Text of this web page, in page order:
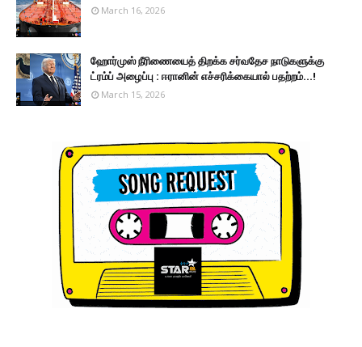
March 16, 2026
ஹோர்முஸ் நீரிணையைத் திறக்க சர்வதேச நாடுகளுக்கு
ட்ரம்ப் அழைப்பு : ஈரானின் எச்சரிக்கையால் பதற்றம்...!
March 15, 2026